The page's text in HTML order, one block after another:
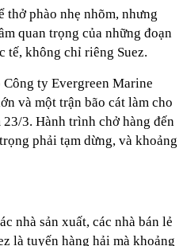
thở phào nhẹ nhõm, nhưng
quan trọng của những đoạn
tế, không chỉ riêng Suez.
ty Evergreen Marine
và một trận bão cát làm cho
3. Hành trình chở hàng đến
phải tạm dừng, và khoảng
nhà sản xuất, các nhà bán lẻ
là tuyến hàng hải mà khoảng